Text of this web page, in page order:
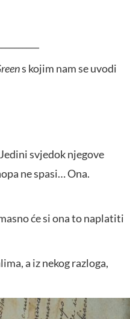
s kojim nam se uvodi
svjedok njegove
ne spasi… Ona.
će si ona to naplatiti
a iz nekog razloga,